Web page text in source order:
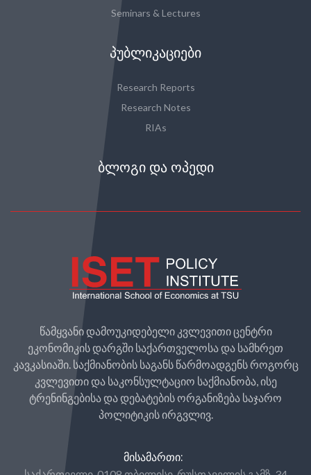
Seminars & Lectures
ᲞᲣᲑᲚᲘᲙᲐᲪᲘᲔᲑᲘ
Research Reports
Research Notes
RIAs
ᲑᲚᲝᲒᲘ ᲓᲐ ᲝᲞᲔᲓᲘ
წამყვანი დამოუკიდებელი კვლევითი ცენტრი
ეკონომიკის დარგში საქართველოსა და სამხრეთ
კავკასიაში. საქმიანობის საგანს წარმოადგენს როგორც
კვლევითი და საკონსულტაციო საქმიანობა, ისე
ტრენინგებისა და დებატების ორგანიზება საჯარო
პოლიტიკის ირგვლივ.
ᲛᲘᲡᲐᲛᲐᲠᲗᲘ: